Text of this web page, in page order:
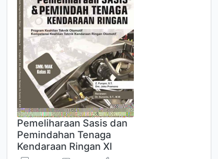
Pemeliharaan Sasis dan
Pemindahan Tenaga
Kendaraan Ringan XI